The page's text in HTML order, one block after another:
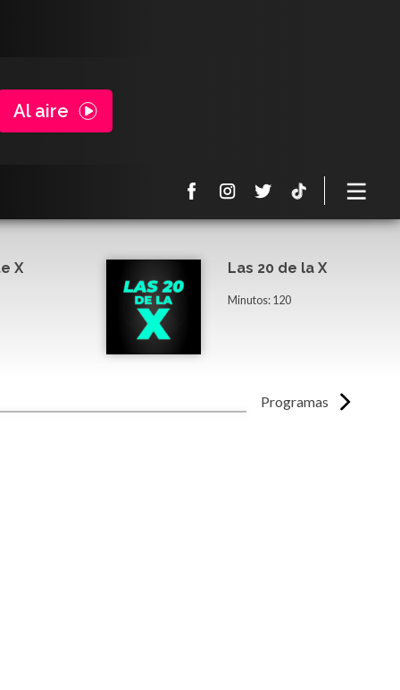
Al aire
Programas
X Las 20 de la X
Minutos: 120